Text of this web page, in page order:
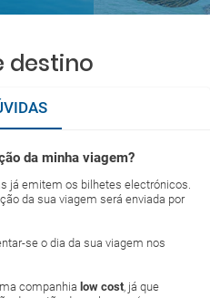
destino
da minha viagem?
já emitem os bilhetes electrónicos.
da sua viagem será enviada por
se o dia da sua viagem nos
companhia low cost, já que